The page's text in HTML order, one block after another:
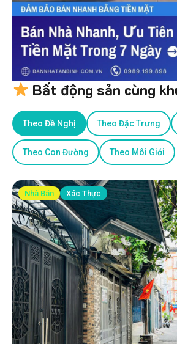
Bất động sản cùng
Theo Đề Nghị Theo Đặc Trưng
Theo Con Đường Theo Môi Giới
Nhà Bán Xác Thực